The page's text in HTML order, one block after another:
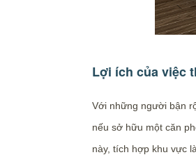
Lợi ích của việc
Với những người bận
nếu sở hữu một căn
này, tích hợp khu vực